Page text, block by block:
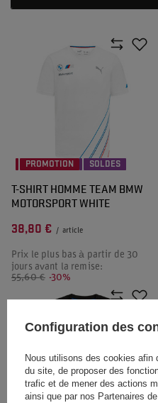
PROMOTION SOLDES
T-SHIRT HOMME TEAM BMW
MOTORSPORT WHITE
38,80 € / article
Prix le plus bas à partir de 30
jours avant la remise:
55,60 € -30%
Configuration des
Nous utilisons des cookies afin
du site, de proposer des
trafic et de mener des actions
ainsi que par nos Partenaires